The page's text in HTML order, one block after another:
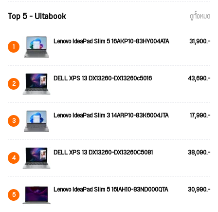
Top 5 - Ultabook ดูทั้งหมด
1 Lenovo IdeaPad Slim 5 16AKP10-83HY004ATA 31,900.-
2 DELL XPS 13 DX13260-DX13260c5016 43,690.-
3 Lenovo IdeaPad Slim 3 14ARP10-83K6004JTA 17,990.-
4 DELL XPS 13 DX13260-DX13260C5081 38,090.-
5 Lenovo IdeaPad Slim 5 16IAH10-83ND000QTA 30,990.-